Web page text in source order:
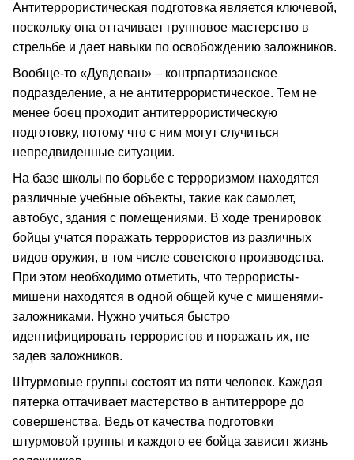
Антитеррористическая подготовка является ключевой,
поскольку она оттачивает групповое мастерство в
стрельбе и дает навыки по освобождению заложников.
Вообще-то «Дувдеван» – контрпартизанское
подразделение, а не антитеррористическое. Тем не
менее боец проходит антитеррористическую
подготовку, потому что с ним могут случиться
непредвиденные ситуации.
На базе школы по борьбе с терроризмом находятся
различные учебные объекты, такие как самолет,
автобус, здания с помещениями. В ходе тренировок
бойцы учатся поражать террористов из различных
видов оружия, в том числе советского производства.
При этом необходимо отметить, что террористы-
мишени находятся в одной общей куче с мишенями-
заложниками. Нужно учиться быстро
идентифицировать террористов и поражать их, не
задев заложников.
Штурмовые группы состоят из пяти человек. Каждая
пятерка оттачивает мастерство в антитерроре до
совершенства. Ведь от качества подготовки
штурмовой группы и каждого ее бойца зависит жизнь